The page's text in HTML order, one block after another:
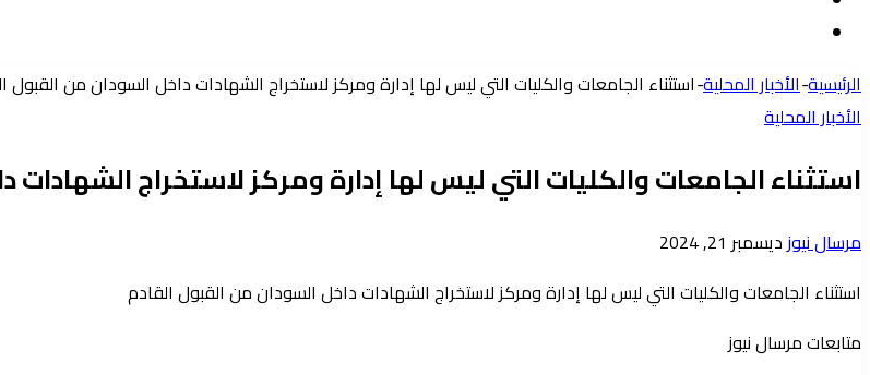
جانبيالرئيسية-الأخبار المحلية-استثناء الجامعات والكليات التي ليس لها إدارة ومركز لاستخراج الشهادات داخل السودان من القبول
الأخبار المحلية
استثناء الجامعات والكليات التي ليس لها إدارة ومركز لاستخراج الشهادات
مرسال نيوزأرسل
إلكترونيا
ديسمبر 21, 2024
استثناء الجامعات والكليات التي ليس لها إدارة ومركز لاستخراج الشهادات داخل السودان من القبول القادم
متابعات مرسال نيوز